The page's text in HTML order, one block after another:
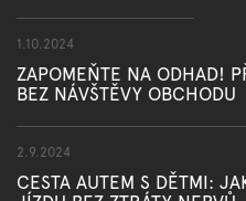
1.10.2024
ZAPOMEŇTE NA ODHAD!
BEZ NÁVŠTĚVY OBCHODU
2.9.2024
CESTA AUTEM S DĚTMI: